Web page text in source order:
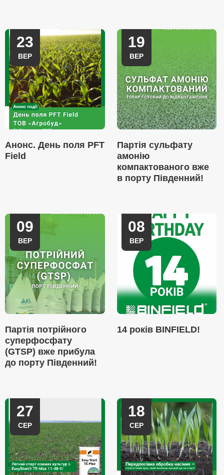
23
ВЕР
Анонс. День поля PFT
Field
19
ВЕР
Партія сульфату
амонію
компактованого вже
в порту Південний!
09
ВЕР
Партія потрійного
суперфосфату
(GTSP) вже прибула
до порту Південний!
08
ВЕР
14 років BINFIELD!
27
СЕР
18
СЕР